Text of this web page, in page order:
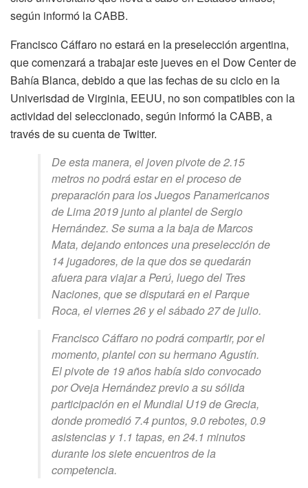
según informó la CABB.
Francisco Cáffaro no estará en la preselección argentina,
que comenzará a trabajar este jueves en el Dow Center de
Bahía Blanca, debido a que las fechas de su ciclo en la
Univerisdad de Virginia, EEUU, no son compatibles con la
actividad del seleccionado, según informó la CABB, a
través de su cuenta de Twitter.
De esta manera, el joven pivote de 2.15
metros no podrá estar en el proceso de
preparación para los Juegos Panamericanos
de Lima 2019 junto al plantel de Sergio
Hernández. Se suma a la baja de Marcos
Mata, dejando entonces una preselección de
14 jugadores, de la que dos se quedarán
afuera para viajar a Perú, luego del Tres
Naciones, que se disputará en el Parque
Roca, el viernes 26 y el sábado 27 de julio.
Francisco Cáffaro no podrá compartir, por el
momento, plantel con su hermano Agustín.
El pivote de 19 años había sido convocado
por Oveja Hernández previo a su sólida
participación en el Mundial U19 de Grecia,
donde promedió 7.4 puntos, 9.0 rebotes, 0.9
asistencias y 1.1 tapas, en 24.1 minutos
durante los siete encuentros de la
competencia.